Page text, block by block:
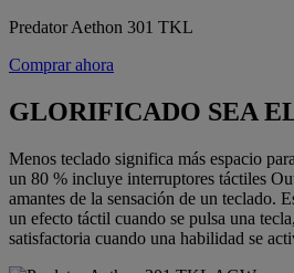
Predator Aethon 301 TKL
Comprar ahora
GLORIFICADO SEA
Menos teclado significa más espacio
un 80 % incluye interruptores táctiles
amantes de la sensación de un teclado.
un efecto táctil cuando se pulsa una
satisfactoria cuando una habilidad se